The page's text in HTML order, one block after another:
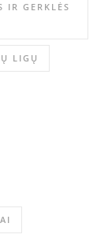
IR GERKLĖS
LIGŲ